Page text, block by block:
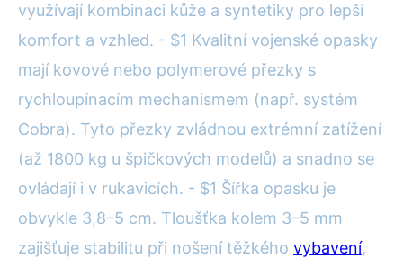
využívají kombinaci kůže a syntetiky pro lepší
komfort a vzhled. - $1 Kvalitní vojenské opasky
mají kovové nebo polymerové přezky s
rychloupínacím mechanismem (např. systém
Cobra). Tyto přezky zvládnou extrémní zatížení
(až 1800 kg u špičkových modelů) a snadno se
ovládají i v rukavicích. - $1 Šířka opasku je
obvykle 3,8–5 cm. Tloušťka kolem 3–5 mm
zajišťuje stabilitu při nošení těžkého vybavení,